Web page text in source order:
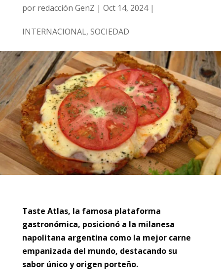
por redacción GenZ | Oct 14, 2024|
INTERNACIONAL, SOCIEDAD
Taste Atlas, la famosa plataforma
gastronómica, posicionó a la milanesa
napolitana argentina como la mejor carne
empanizada del mundo, destacando su
sabor único y origen porteño.